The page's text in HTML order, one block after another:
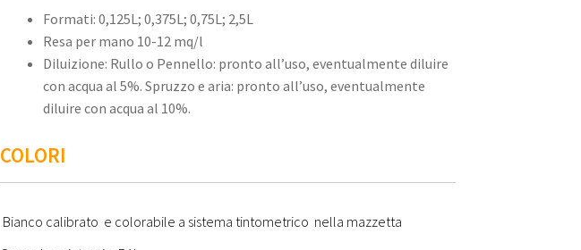
Formati: 0,125L; 0,375L; 0,75L; 2,5L
Resa per mano 10-12 mq/l
Diluizione: Rullo o Pennello: pronto all’uso, eventualmente diluire
con acqua al 5%. Spruzzo e aria: pronto all’uso, eventualmente
diluire con acqua al 10%.
COLORI
Bianco calibrato e colorabile a sistema tintometrico nella mazzetta